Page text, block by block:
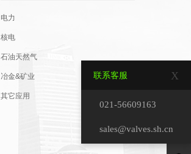
电力
核电
石油天然气
冶金&矿业
其它应用
联系客服 X
021-56609163
sales@valves.sh.cn